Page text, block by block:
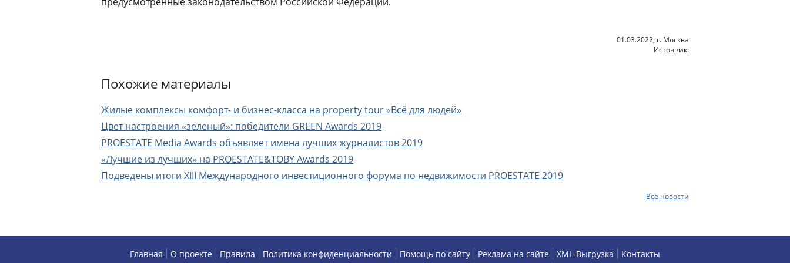
01.03.2022, г. Москва
Источник:
Похожие материалы
Жилые комплексы комфорт- и бизнес-класса на property tour «Всё для людей»
Цвет настроения «зеленый»: победители GREEN Awards 2019
PROESTATE Media Awards объявляет имена лучших журналистов 2019
«Лучшие из лучших» на PROESTATE&TOBY Awards 2019
Подведены итоги XIII Международного инвестиционного форума по недвижимости PROESTATE 2019
Все новости
Главная О проекте Правила Политика конфиденциальности Помощь по сайту Реклама на сайте XML-Выгрузка Контакты